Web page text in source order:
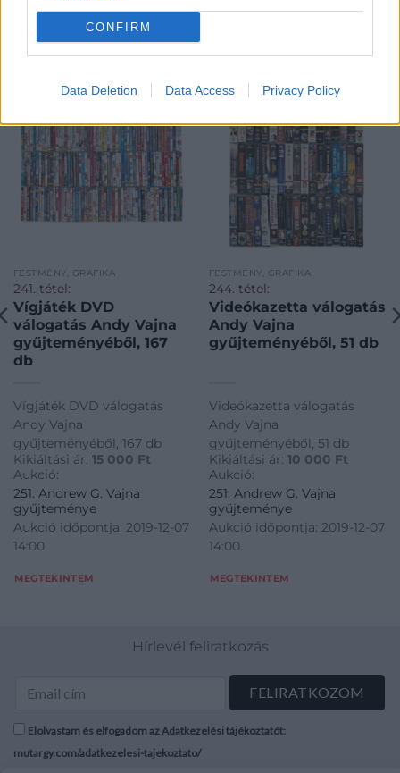
CONFIRM
Data Deletion Data Access Privacy Policy
FESTMÉNY, GRAFIKA
241. tétel:
Vígjáték DVD
válogatás Andy Vajna
gyűjteményéből, 167
db
Vígjáték DVD válogatás
Andy Vajna
gyűjteményéből, 167 db
Kikiáltási ár: 15 000 Ft
Aukció:
251. Andrew G. Vajna
gyűjteménye
Aukció időpontja: 2019-12-07
14:00
MEGTEKINTEM
FESTMÉNY, GRAFIKA
244. tétel:
Videókazetta válogatás
Andy Vajna
gyűjteményéből, 51 db
Videókazetta válogatás
Andy Vajna
gyűjteményéből, 51 db
Kikiáltási ár: 10 000 Ft
Aukció:
251. Andrew G. Vajna
gyűjteménye
Aukció időpontja: 2019-12-07
14:00
MEGTEKINTEM
Hírlevél feliratkozás
Elolvastam és elfogadom az Adatkezelési tájékoztatót:
mutargy.com/adatkezelesi-tajekoztato/